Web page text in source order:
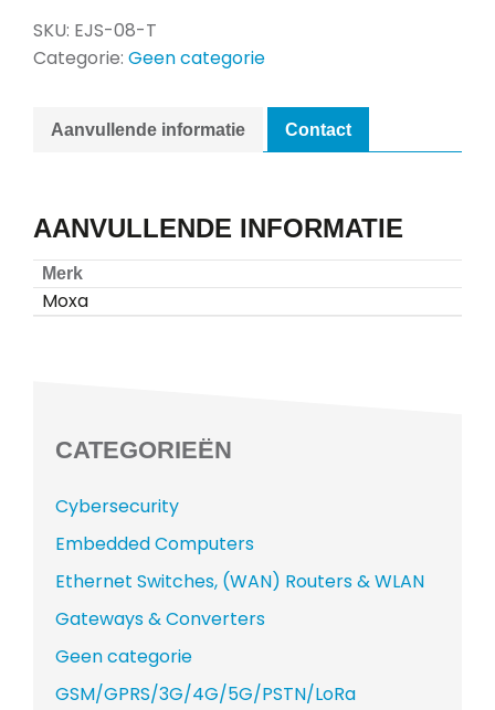
SKU: EJS-08-T
Categorie: Geen categorie
Aanvullende informatie Contact
AANVULLENDE INFORMATIE
Merk
Moxa
CATEGORIEËN
Cybersecurity
Embedded Computers
Ethernet Switches, (WAN) Routers & WLAN
Gateways & Converters
Geen categorie
GSM/GPRS/3G/4G/5G/PSTN/LoRa